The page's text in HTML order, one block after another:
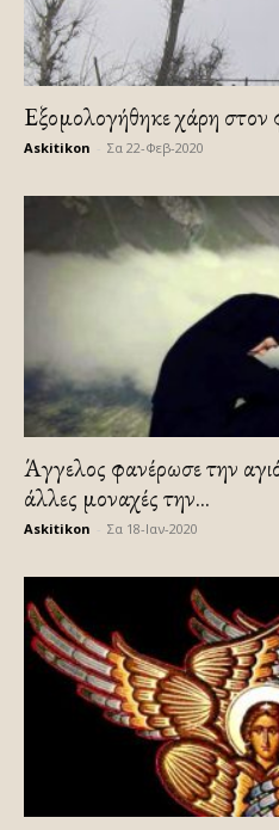
Εξομολογήθηκε χάρη
Askitikon Σα 22-Φεβ-2020
Άγγελος φανέρωσε την
άλλες μοναχές την...
Askitikon Σα 18-Ιαν-2020